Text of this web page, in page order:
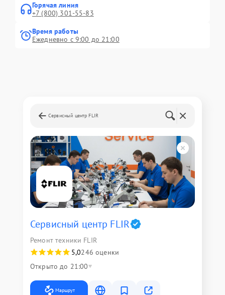
Горячая линия
+7 (800) 301-55-83
Время работы
Ежедневно с 9:00 до 21:00
Сервисный центр FLIR
Сервисный центр FLIR
Ремонт техники FLIR
5,0246 оценки
Открыто до 21:00
Маршрут